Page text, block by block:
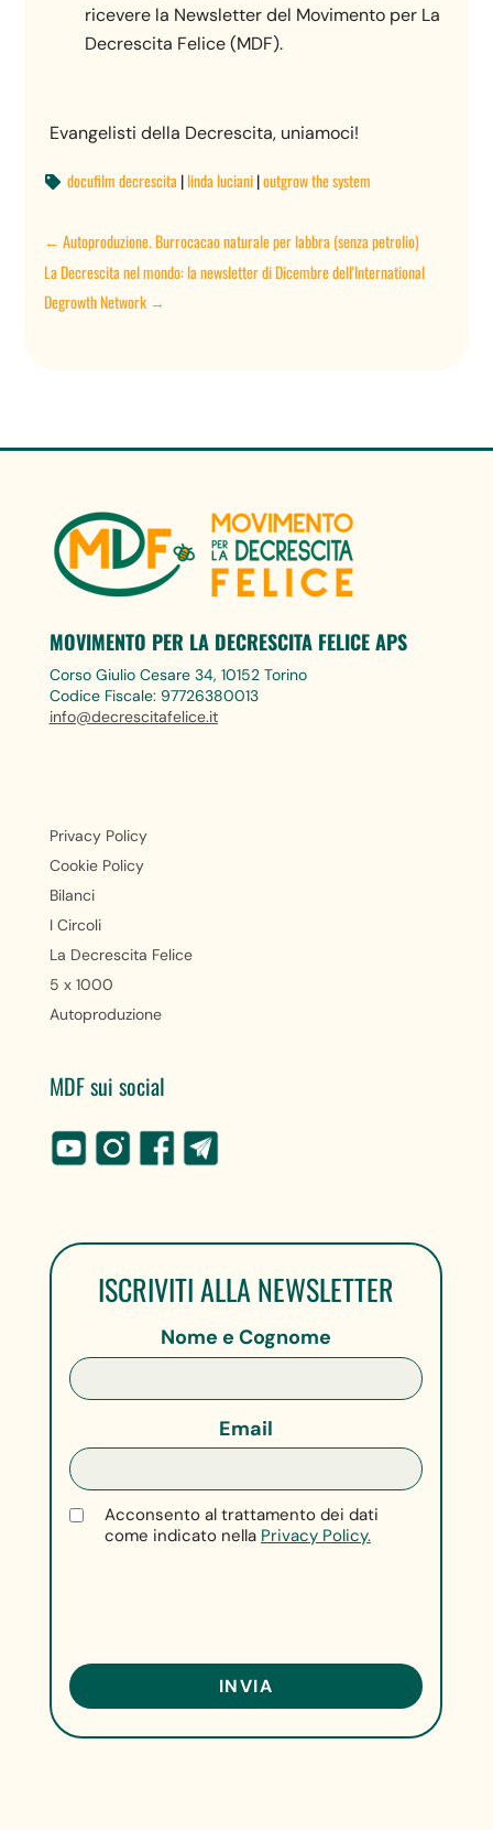
ricevere la Newsletter del Movimento per La
Decrescita Felice (MDF).
Evangelisti della Decrescita, uniamoci!
 docufilm decrescita|linda luciani|outgrow the system
←Autoproduzione. Burrocacao naturale per labbra (senza petrolio)
La Decrescita nel mondo: la newsletter di Dicembre dell'International
Degrowth Network →
MOVIMENTO PER LA DECRESCITA FELICE APS
Corso Giulio Cesare 34, 10152 Torino
Codice Fiscale: 97726380013
info@decrescitafelice.it
Privacy Policy
Cookie Policy
Bilanci
I Circoli
La Decrescita Felice
5 x 1000
Autoproduzione
MDF sui social
ISCRIVITI ALLA NEWSLETTER
Nome e Cognome
Email
Acconsento al trattamento dei dati
come indicato nella Privacy Policy.